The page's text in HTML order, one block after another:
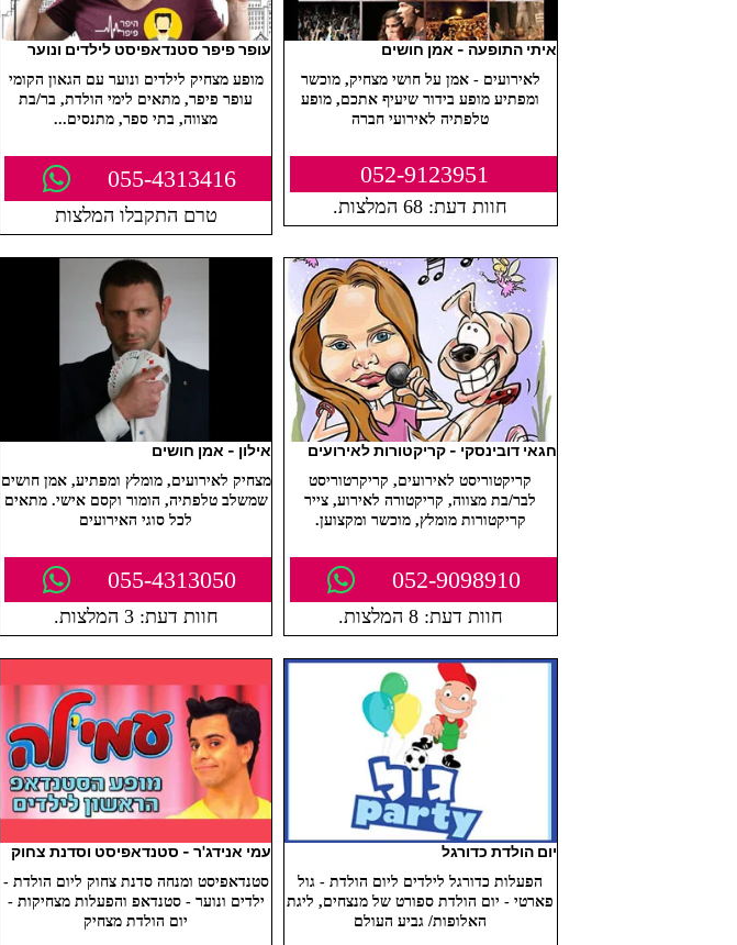
איתי התופעה - אמן חושים
לאירועים - אמן על חושי מצחיק, מוכשר
ומפתיע מופע בידור שיעיף אתכם, מופע
טלפתיה לאירועי חברה
052-9123951
חוות דעת: 68 המלצות.
עופר פיפר סטנדאפיסט לילדים ונוער
מופע מצחיק לילדים ונוער עם הגאון הקומי
עופר פיפר, מתאים לימי הולדת, בר/בת
מצווה, בתי ספר, מתנסים...
055-4313416
טרם התקבלו המלצות
חגאי דובינסקי - קריקטורות לאירועים
קריקטוריסט לאירועים, קריקרטוריסט
לבר/בת מצווה, קריקטורה לאירוע, צייר
קריקטורות מומלץ, מוכשר ומקצוען.
052-9098910
חוות דעת: 8 המלצות.
אילון - אמן חושים
מצחיק לאירועים, מומלץ ומפתיע, אמן חושים
שמשלב טלפתיה, הומור וקסם אישי. מתאים
לכל סוגי האירועים
055-4313050
חוות דעת: 3 המלצות.
יום הולדת כדורגל
הפעלות כדורגל לילדים ליום הולדת - גול
פארטי - יום הולדת ספורט של מנצחים, ליגת
האלופות/ גביע העולם
עמי אנידג'ר - סטנדאפיסט וסדנת צחוק
סטנדאפיסט ומנחה סדנת צחוק ליום הולדת -
ילדים ונוער - סטנדאפ והפעלות מצחיקות -
יום הולדת מצחיק